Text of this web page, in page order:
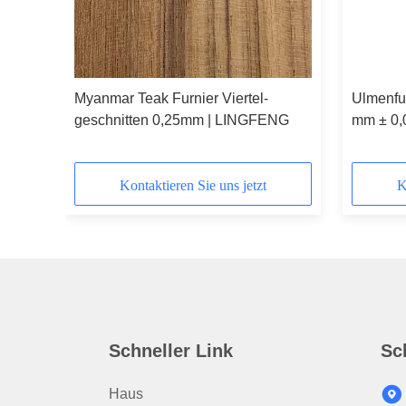
Myanmar Teak Furnier Viertel-
geschnitten 0,25mm | LINGFENG
Kontaktieren Sie uns jetzt
mm ±
Schneller Link
Haus